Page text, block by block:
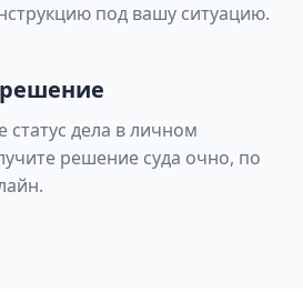
под вашу ситуацию.
статус дела в личном
решение суда очно, по